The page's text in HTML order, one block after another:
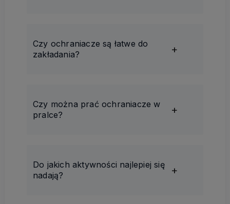
Czy ochraniacze są łatwe do
zakładania?
Czy można prać ochraniacze w
pralce?
Do jakich aktywności najlepiej się
nadają?